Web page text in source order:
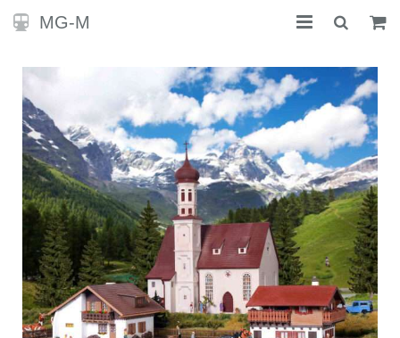
MG-M
STARTSEITE
KONTAKT
SHOP